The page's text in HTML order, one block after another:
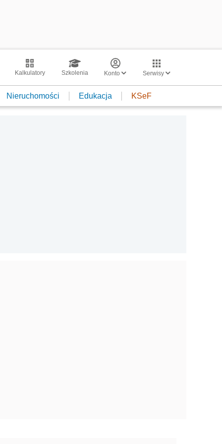
Kalkulatory Szkolenia Konto Serwisy
Nieruchomości Edukacja KSeF